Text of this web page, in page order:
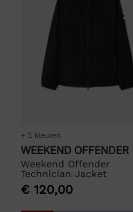
+ 1 kleuren
WEEKEND OFFENDER
Weekend Offender
Technician Jacket
€ 120,00